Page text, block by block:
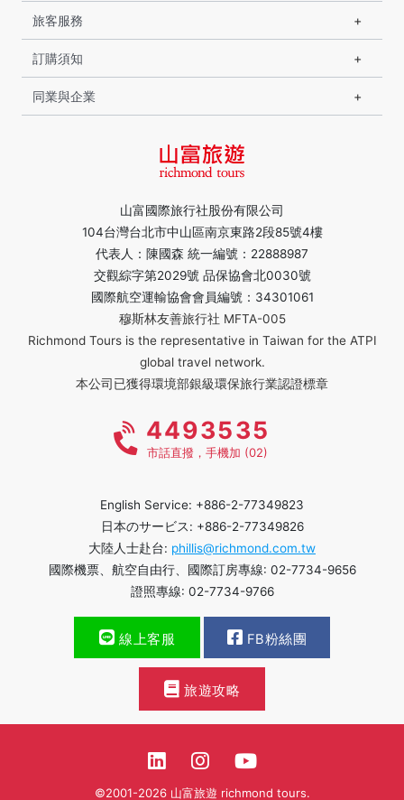
山富國際旅行社股份有限公司
104台灣台北市中山區南京東路2段85號4樓
代表人：陳國森 統一編號：22888987
交觀綜字第2029號 品保協會北0030號
國際航空運輸協會會員編號：34301061
穆斯林友善旅行社 MFTA-005
Richmond Tours is the representative in Taiwan for the ATPI
global travel network.
本公司已獲得環境部銀級環保旅行業認證標章
旅客服務
訂購須知
同業與企業
4493535
市話直撥，手機加 (02)
English Service: +886-2-77349823
日本のサービス: +886-2-77349826
大陸人士赴台: phillis@richmond.com.tw
國際機票、航空自由行、國際訂房專線: 02-7734-9656
證照專線: 02-7734-9766
線上客服 FB粉絲團
旅遊攻略
©2001-2026 山富旅遊 richmond tours.